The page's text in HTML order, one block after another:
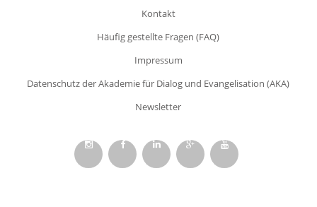
Kontakt
Häufig gestellte Fragen (FAQ)
Impressum
Datenschutz der Akademie für Dialog und Evangelisation (AKA)
Newsletter